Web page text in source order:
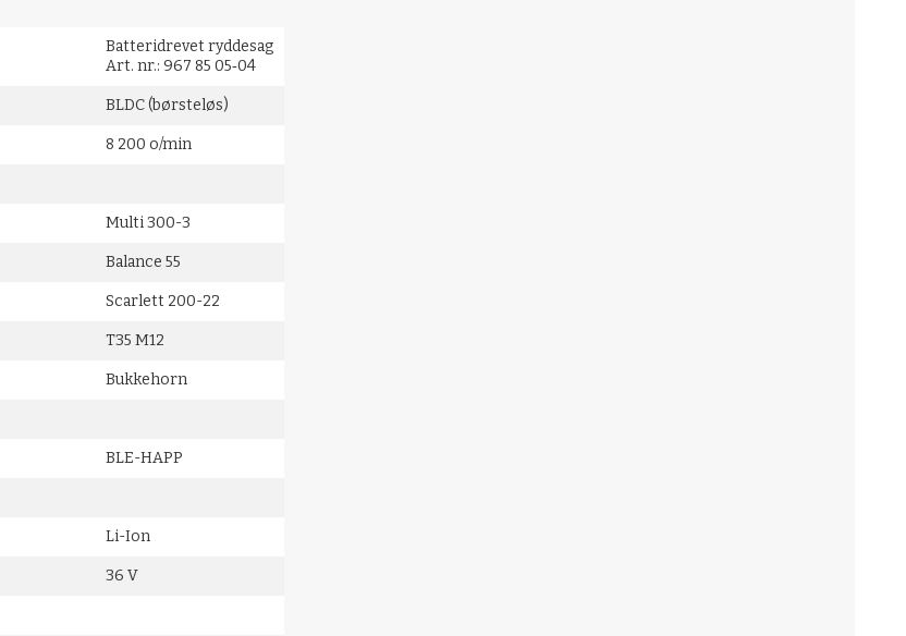
Batteridrevet ryddesag
Art. nr.: 967 85 05‑04
BLDC (børsteløs)
8 200 o/min
Multi 300-3
Balance 55
Scarlett 200-22
T35 M12
Bukkehorn
BLE-HAPP
Li-Ion
36 V